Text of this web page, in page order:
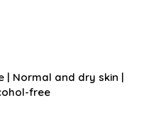
| Normal and dry skin |
free